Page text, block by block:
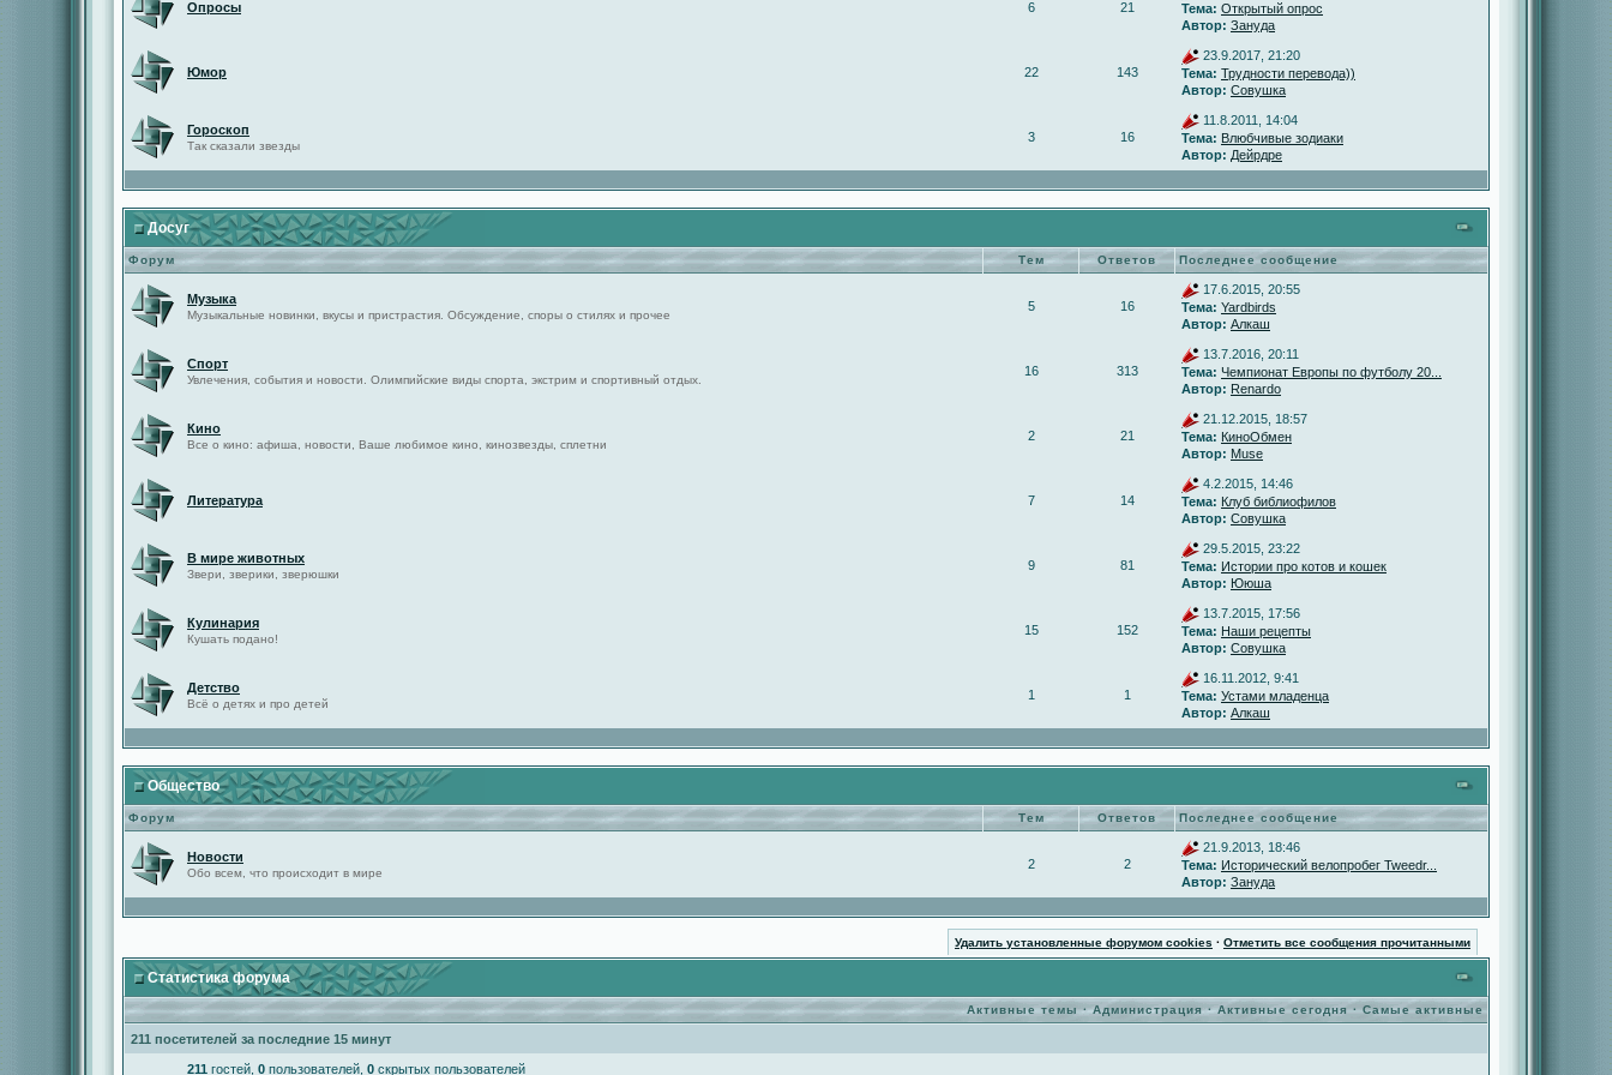
Опросы 6 21
Тема: Открытый опрос
Автор: Зануда
Юмор 22 143
23.9.2017, 21:20
Тема: Трудности перевода))
Автор: Совушка
Гороскоп
Так сказали звезды
3 16
11.8.2011, 14:04
Тема: Влюбчивые зодиаки
Автор: Дейрдре
Досуг
Форум Тем Ответов Последнее сообщение
Музыка
Музыкальные новинки, вкусы и пристрастия. Обсуждение, споры о стилях и прочее
5 16
17.6.2015, 20:55
Тема: Yardbirds
Автор: Алкаш
Спорт
Увлечения, события и новости. Олимпийские виды спорта, экстрим и спортивный отдых.
16 313
13.7.2016, 20:11
Тема: Чемпионат Европы по футболу 20...
Автор: Renardo
Кино
Все о кино: афиша, новости, Ваше любимое кино, кинозвезды, сплетни
2 21
21.12.2015, 18:57
Тема: КиноОбмен
Автор: Muse
Литература 7 14
4.2.2015, 14:46
Тема: Клуб библиофилов
Автор: Совушка
В мире животных
Звери, зверики, зверюшки
9 81
29.5.2015, 23:22
Тема: Истории про котов и кошек
Автор: Ююша
Кулинария
Кушать подано!
15 152
13.7.2015, 17:56
Тема: Наши рецепты
Автор: Совушка
Детство
Всё о детях и про детей
1 1
16.11.2012, 9:41
Тема: Устами младенца
Автор: Алкаш
Общество
Форум Тем Ответов Последнее сообщение
Новости
Обо всем, что происходит в мире
2 2
21.9.2013, 18:46
Тема: Исторический велопробег Tweedr...
Автор: Зануда
Удалить установленные форумом cookies · Отметить все сообщения прочитанными
Статистика форума
Активные темы·Администрация·Активные сегодня · Самые активные
211 посетителей за последние 15 минут
211 гостей, 0 пользователей, 0 скрытых пользователей